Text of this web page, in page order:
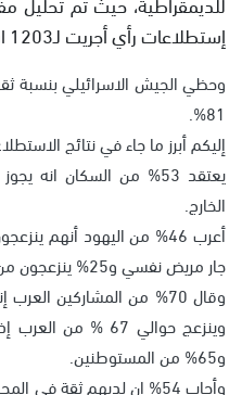
إستطلاعات رأي أجريت لـ1203 اشخاص بثلاث لغات.
وحظي الجيش الاسرائيلي بنسبة
81%.
إليكم أبرز ما جاء في نتائج
يعتقد 53% من السكان
الخارج.
جار مريض نفسي و25% ينزعجون من الجيران إذا كانوا مثليين.
وقال 70% من المشاركين
وينزعج حوالي 67 %
و65% من المستوطنين.